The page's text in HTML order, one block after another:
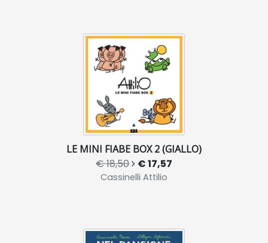
LE MINI FIABE BOX 2 (GIALLO)
€ 18,50 € 17,57
Cassinelli Attilio